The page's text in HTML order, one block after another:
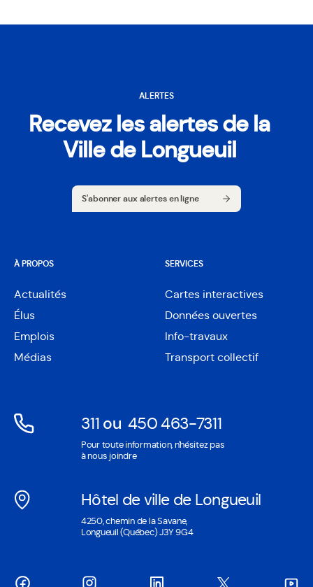
ALERTES
Recevez les alertes de la
Ville de Longueuil
S'abonner aux alertes en ligne
À PROPOS
Actualités
Élus
Emplois
Médias
SERVICES
Cartes interactives
Ouvre
dans
une
nouvelle
Données ouvertes
Ouvre
dans
une
Info-travaux
Transport collectif
311Ouvre
dans
fenêtre
ou 450 463-7311
Ouvre
dans
fenêtre
Pour toute information, n'hésitez pas
à nous joindre
Hôtel de ville de Longueuil
Ouvre
dans
4250, chemin de la Savane,
Longueuil (Québec) J3Y 9G4